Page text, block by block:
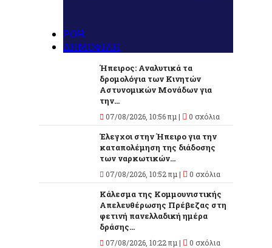
ΡΟΗ
ΔΗΜΟΦΙΛΗ
Ήπειρος: Αναλυτικά τα
δρομολόγια των Κινητών
Αστυνομικών Μονάδων για
την...
07/08/2026, 10:56 πμ | 0 σχόλια
Έλεγχοι στην Ήπειρο για την
καταπολέμηση της διάδοσης
των ναρκωτικών...
07/08/2026, 10:52 πμ | 0 σχόλια
Κάλεσμα της Κομμουνιστικής
Απελευθέρωσης Πρέβεζας στη
φετινή πανελλαδική ημέρα
δράσης...
07/08/2026, 10:22 πμ | 0 σχόλια